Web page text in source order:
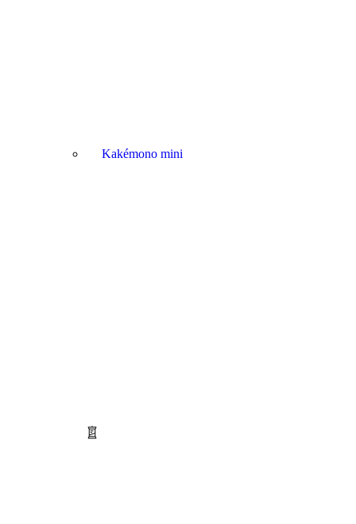
Kakémono mini